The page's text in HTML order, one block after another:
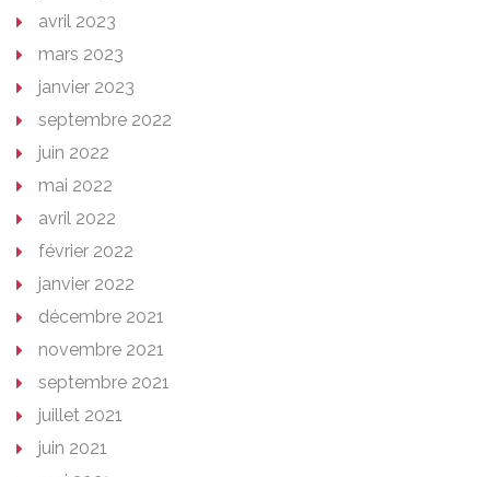
avril 2023
mars 2023
janvier 2023
septembre 2022
juin 2022
mai 2022
avril 2022
février 2022
janvier 2022
décembre 2021
novembre 2021
septembre 2021
juillet 2021
juin 2021